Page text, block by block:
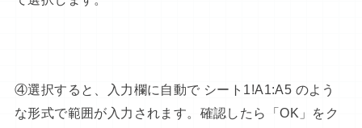
④選択すると、入力欄に自動で シート1!A1:A5 のよう
な形式で範囲が入力されます。確認したら「OK」をク